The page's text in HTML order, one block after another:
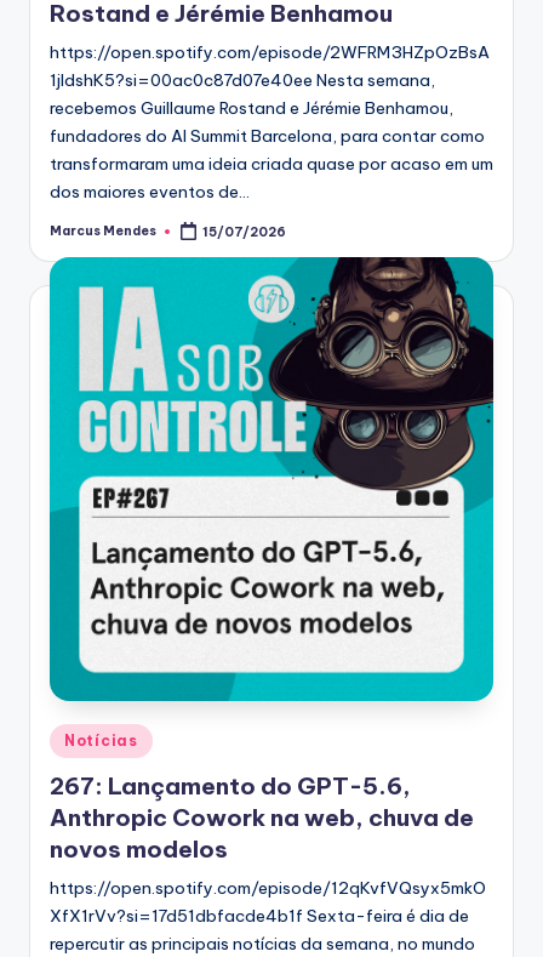
Rostand e Jérémie Benhamou
https://open.spotify.com/episode/2WFRM3HZpOzBsA
1jIdshK5?si=00ac0c87d07e40ee Nesta semana,
recebemos Guillaume Rostand e Jérémie Benhamou,
fundadores do AI Summit Barcelona, para contar como
transformaram uma ideia criada quase por acaso em um
dos maiores eventos de…
Posted
Marcus Mendes 15/07/2026
Posted
in
Notícias
267: Lançamento do GPT-5.6,
Anthropic Cowork na web, chuva de
novos modelos
https://open.spotify.com/episode/12qKvfVQsyx5mkO
XfX1rVv?si=17d51dbfacde4b1f Sexta-feira é dia de
repercutir as principais notícias da semana, no mundo